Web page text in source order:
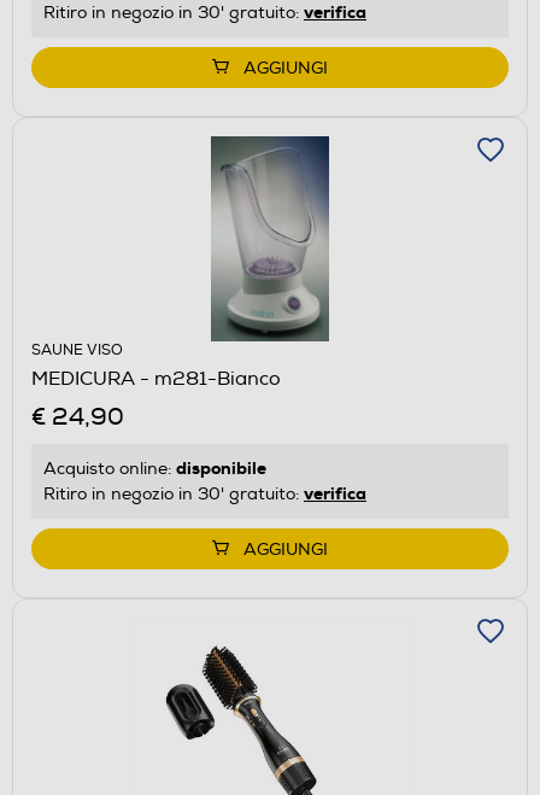
Ritiro in negozio in 30' gratuito: verifica
AGGIUNGI
SAUNE VISO
MEDICURA - m281-Bianco
€ 24,90
Acquisto online: disponibile
Ritiro in negozio in 30' gratuito: verifica
AGGIUNGI